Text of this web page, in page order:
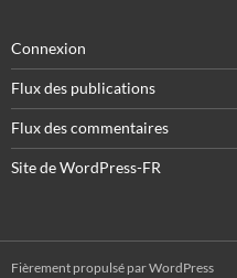
Connexion
Flux des publications
Flux des commentaires
Site de WordPress-FR
Fièrement propulsé par WordPress